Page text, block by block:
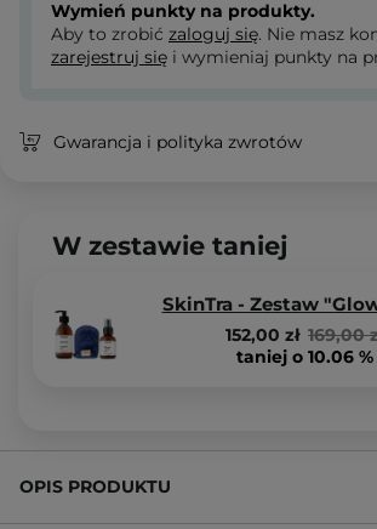
Wymień punkty na produkty.
Aby to zrobić zaloguj się. Nie masz
zarejestruj się i wymieniaj punkty na
Gwarancja i polityka zwrotów
W zestawie taniej
SkinTra - Zestaw
169,00
152,00 zł
taniej o 10.06 %
OPIS PRODUKTU